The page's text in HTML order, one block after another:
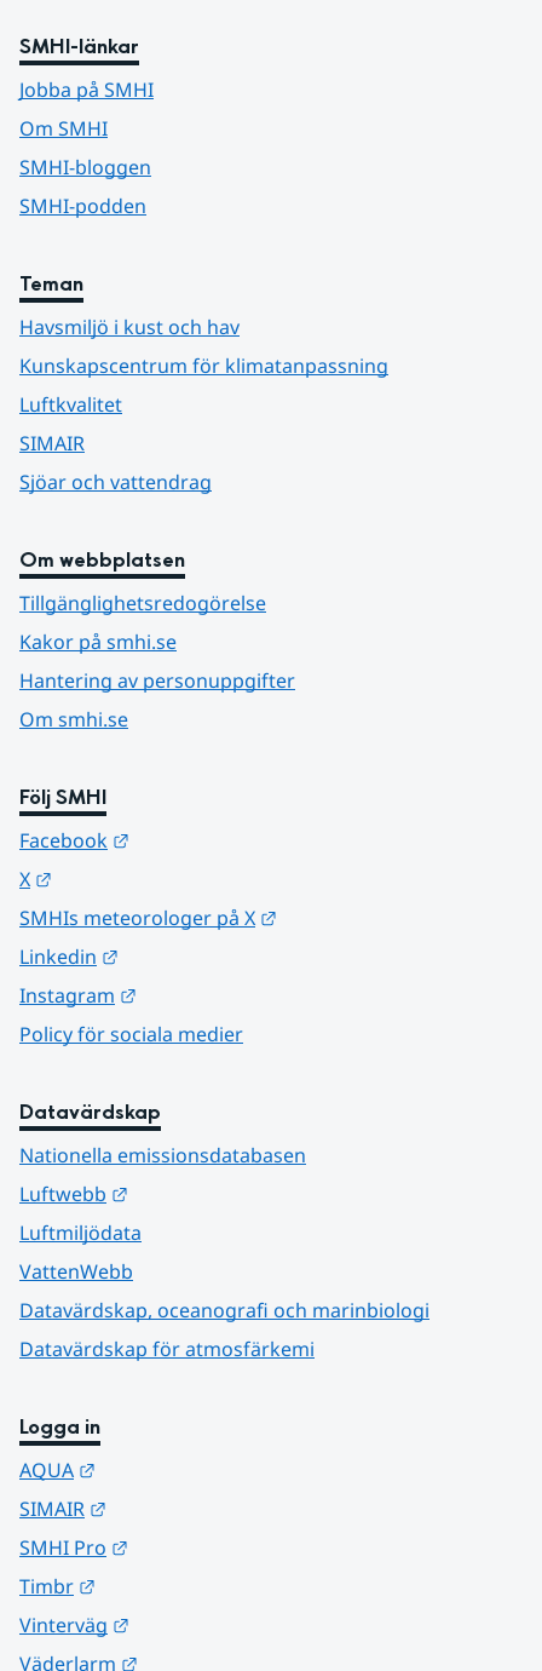
SMHI-länkar
Jobba på SMHI
Om SMHI
SMHI-bloggen
SMHI-podden
Teman
Havsmiljö i kust och hav
Kunskapscentrum för klimatanpassning
Luftkvalitet
SIMAIR
Sjöar och vattendrag
Om webbplatsen
Tillgänglighetsredogörelse
Kakor på smhi.se
Hantering av personuppgifter
Om smhi.se
Följ SMHI
Facebook
X
SMHIs meteorologer på X
Linkedin
Instagram
Policy för sociala medier
Datavärdskap
Nationella emissionsdatabasen
Luftwebb
Luftmiljödata
VattenWebb
Datavärdskap, oceanografi och marinbiologi
Datavärdskap för atmosfärkemi
Logga in
AQUA
SIMAIR
SMHI Pro
Timbr
Vinterväg
Väderlarm